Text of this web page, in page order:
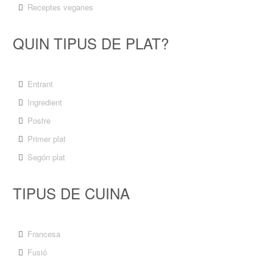
Receptes veganes
QUIN TIPUS DE PLAT?
Entrant
Ingredient
Postre
Primer plat
Segón plat
TIPUS DE CUINA
Francesa
Fusió